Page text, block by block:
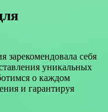
зарекомендовала себя
уникальных
о каждом
и гарантируя